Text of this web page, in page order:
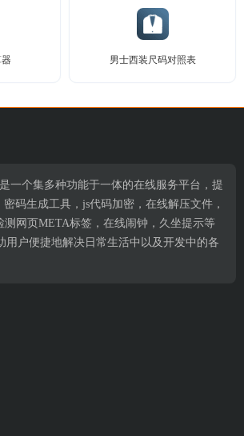
男士西装尺码对照表
一个集多种功能于一体的在线服务平台，提
码生成工具，js代码加密，在线解压文件，
测网页META标签，在线闹钟，久坐提示等
用户便捷地解决日常生活中以及开发中的各